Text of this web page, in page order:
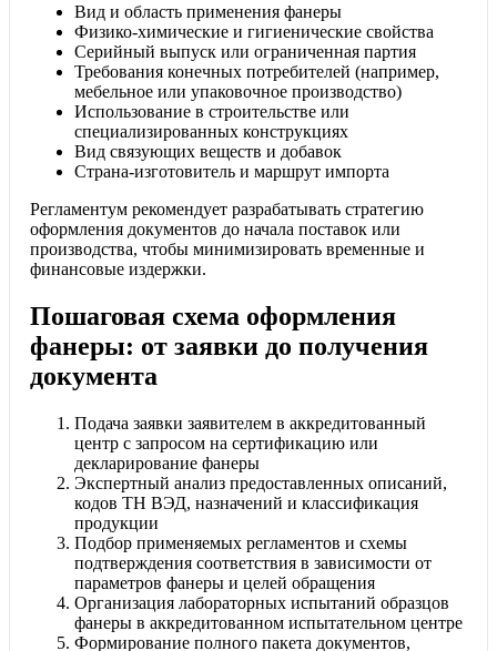
Вид и область применения фанеры
Физико-химические и гигиенические свойства
Серийный выпуск или ограниченная партия
Требования конечных потребителей (например,
мебельное или упаковочное производство)
Использование в строительстве или
специализированных конструкциях
Вид связующих веществ и добавок
Страна-изготовитель и маршрут импорта
Регламентум рекомендует разрабатывать стратегию
оформления документов до начала поставок или
производства, чтобы минимизировать временные и
финансовые издержки.
Пошаговая схема оформления
фанеры: от заявки до получения
документа
Подача заявки заявителем в аккредитованный
центр с запросом на сертификацию или
декларирование фанеры
Экспертный анализ предоставленных описаний,
кодов ТН ВЭД, назначений и классификация
продукции
Подбор применяемых регламентов и схемы
подтверждения соответствия в зависимости от
параметров фанеры и целей обращения
Организация лабораторных испытаний образцов
фанеры в аккредитованном испытательном центре
Формирование полного пакета документов,